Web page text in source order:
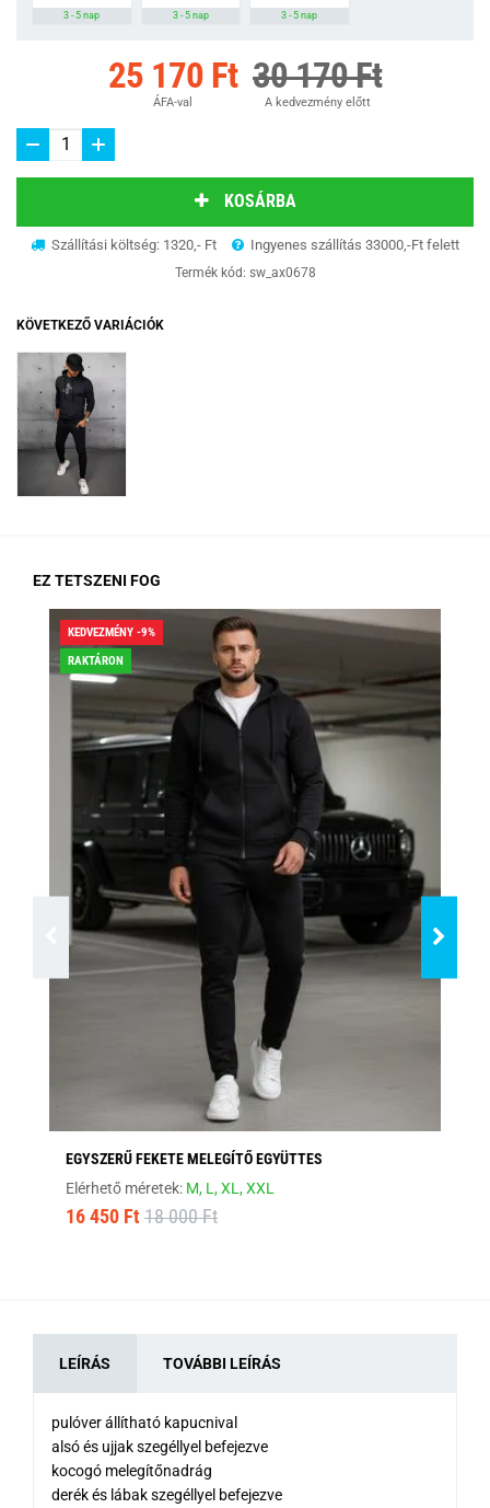
3 - 5 nap 3 - 5 nap 3 - 5 nap
25 170 Ft
ÁFA-val
30 170 Ft
A kedvezmény előtt
KOSÁRBA
Szállítási költség: 1320,- Ft Ingyenes szállítás 33000,-Ft felett
Termék kód: sw_ax0678
KÖVETKEZŐ VARIÁCIÓK
EZ TETSZENI FOG
KEDVEZMÉNY -9%
RAKTÁRON
EGYSZERŰ FEKETE MELEGÍTŐ EGYÜTTES
Elérhető méretek: M, L,XL,XXL
16 450 Ft 18 000 Ft
LEÍRÁS TOVÁBBI LEÍRÁS
pulóver állítható kapucnival
alsó és ujjak szegéllyel befejezve
kocogó melegítőnadrág
derék és lábak szegéllyel befejezve